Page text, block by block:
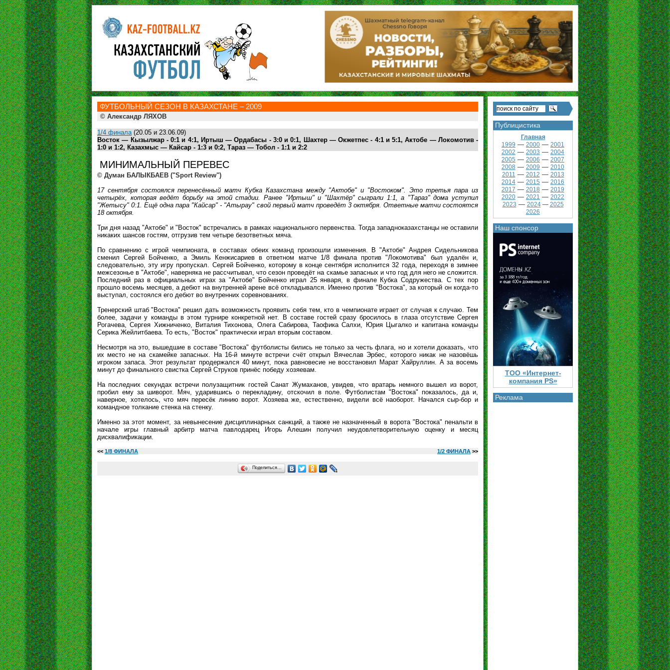
ФУТБОЛЬНЫЙ СЕЗОН В КАЗАХСТАНЕ – 2009
© Александр ЛЯХОВ
1/4 финала(20.05 и 23.06.09)
Восток — Кызылжар - 0:1 и 4:1, Иртыш — Ордабасы - 3:0 и 0:1, Шахтер— Окжетпес - 4:1 и 5:1,Актобе — Локомотив -
1:0 и 1:2, Казахмыс — Кайсар - 1:3 и 0:2, Тараз — Тобол - 1:1 и 2:2
МИНИМАЛЬНЫЙ ПЕРЕВЕС
© Думан БАЛЫКБАЕВ ("Sport Review")
17 сентября состоялся перенесённый матч Кубка Казахстана между "Актобе" и "Востоком". Это третья пара из
четырёх, которая ведёт борьбу на этой стадии. Ранее "Иртыш" и "Шахтёр" сыграли 1:1, а "Тараз" дома уступил
"Жетысу" 0:1. Ещё одна пара "Кайсар" - "Атырау" свой первый матч проведёт 3 октября. Ответные матчи состоятся
18 октября.
Три дня назад "Актобе" и "Восток" встречались в рамках национального первенства. Тогда западноказахстанцы не оставили
никаких шансов гостям, отгрузив тем четыре безответных мяча.
По сравнению с игрой чемпионата, в составах обеих команд произошли изменения. В "Актобе" Андрея Сидельникова
сменил Сергей Бойченко, а Эмиль Кенжисариев в ответном матче 1/8 финала против "Локомотива" был удалён и,
следовательно, эту игру пропускал. Сергей Бойченко, которому в конце сентября исполнится 32 года, переходя в зимнее
межсезонье в "Актобе", наверняка не рассчитывал, что сезон проведёт на скамье запасных и что год для него не сложится.
Последний раз в официальных играх за "Актобе" Бойченко играл 25 января, в финале Кубка Содружества. С тех пор
прошло восемь месяцев, а дебют на внутренней арене всё откладывался. Именно против "Востока", за который он когда-то
выcтупал, состоялся его дебют во внутренних соревнованиях.
Тренерский штаб "Востока" решил дать возможность проявить себя тем, кто в чемпионате играет от случая к случаю. Тем
более, задачи у команды в этом турнире конкретной нет. В составе гостей сразу бросилось в глаза отсутствие Сергея
Рогачева, Сергея Хижниченко, Виталия Тихонова, Олега Сабирова, Таофика Салхи, Юрия Цыгалко и капитана команды
Серика Жейлитбаева. То есть, "Восток" практически играл вторым составом.
Несмотря на это, вышедшие в составе "Востока" футболисты бились не только за честь флага, но и хотели доказать, что
их место не на скамейке запасных. На 16-й минуте встречи счёт открыл Вячеслав Эрбес, которого никак не назовёшь
игроком запаса. Этот результат продержался 40 минут, пока равновесие не восстановил Марат Хайруллин. А за восемь
минут до финального свистка Сергей Струков принёс победу хозяевам.
На последних секундах встречи полузащитник гостей Санат Жумаханов, увидев, что вратарь немного вышел из ворот,
пробил ему за шиворот. Мяч, ударившись о перекладину, отскочил в поле. Футболистам "Востока" показалось, да и,
наверное, хотелось, что мяч пересёк линию ворот. Хозяева же, естественно, видели всё наоборот. Начался сыр-бор и
командное толкание стенка на стенку.
Именно за этот момент, за невынесение дисциплинарных санкций, а также не назначенный в ворота "Востока" пенальти в
начале игры главный арбитр матча павлодарец Игорь Алешин получил неудовлетворительную оценку и месяц
дисквалификации.
<< 1/8 ФИНАЛА 1/2 ФИНАЛА >>
Поделиться…
Публицистика
Главная
1999 — 2000 — 2001
2002 — 2003 — 2004
2005 — 2006 — 2007
2008 — 2009 — 2010
2011 — 2012 — 2013
2014 — 2015 — 2016
2017 — 2018 — 2019
2020 — 2021 — 2022
2023 — 2024— 2025
2026
Наш спонсор
ТОО «Интернет-
компания PS»
Реклама